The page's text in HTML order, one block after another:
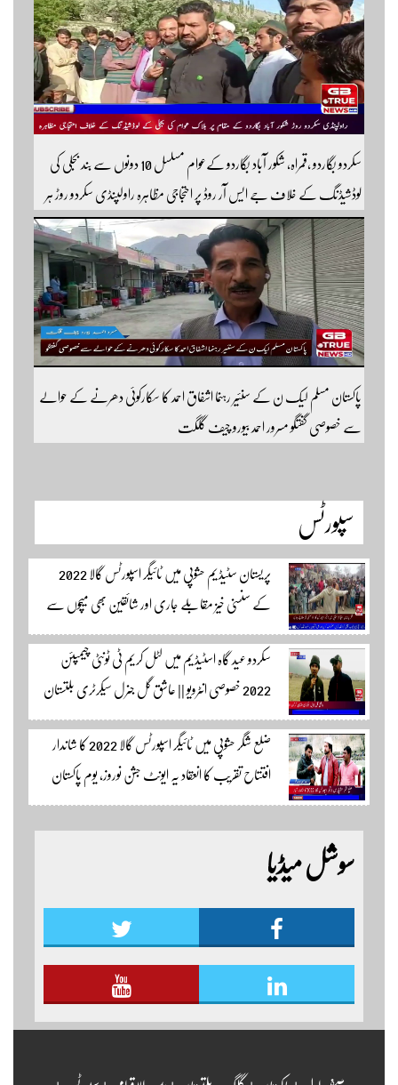
سکردو بگاردو ،قمراہ، شکور آباد بگاردو کےعوام مسلسل 10 دونوں سے بند بجلی کی
لوڈشیڈنگ کے خلاف جے ایس آر روڈ پر احتجاجی مظاہرہ راولپنڈی سکردو روڑ ہر
قسم کی ٹریفک کے لئے بند۔۔ مزید اپڈیٹس کے لیے ہمارے یوٹیوب چینل کو
سبسکرائب کریں
پاکستان مسلم لیک ن کے سنئیر رہنما اشفاق احمد کا سکارکوئی دھرنے کے حوالے
سے خصوصی گفتگو مسرور احمد بیورو چیف گلگت
سپورٹس
پریستان سٹیڈیم حشوپی میں ٹائیگر اسپورٹس گالا 2022
کے سنسنی خیز مقابلے جاری اور شائقین بھی میچوں سے
لطف اندوز ہو رہے ہیں۔ سجاد حسین نمائندہ شگر مکمل
وڈیوز دیکھنے لئے لئے لنک پر کلک کریں۔
سکردو عید گاہ اسٹیڈیم میں لٹل کریم ٹی ٹونٹی چیمپئن
2022 خصوصی انٹرویو || عاشق گل جنرل سیکرٹری بلتستان
کرکٹ ایسوسیشن کیمرہ مین یاور کمال کے ساتھ الطاف احمد
اسپورٹس ایڈیٹر سکردو مزید اپڈیٹس کے لئے ہمارے
یوٹیوب چینل لنک پر یہاں کلک کریں
ضلع شگر حشوپی میں ٹائیگر اسپورٹس گالا 2022 کا شاندار
افتتاح تقریب کا انعقاد یہ ایونٹ جشن نوروز، یوم پاکستان
اور جشن بہاراں کی مناسبت سے ٹائیگر اسپورٹس کلب
کے زیر اہتمام منعقدہ کیا جا رہا ہے۔ سجاد حسین نمائندہ شگر
مزید اپڈیٹس دیکھنے کے لئے ہمارے یوٹیوب چینل لنکسوشل میڈیا